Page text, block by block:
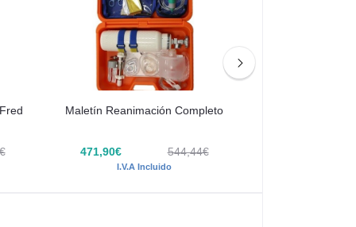
Maletín Reanimación Completo
471,90€ 544,44€
I.V.A Incluido